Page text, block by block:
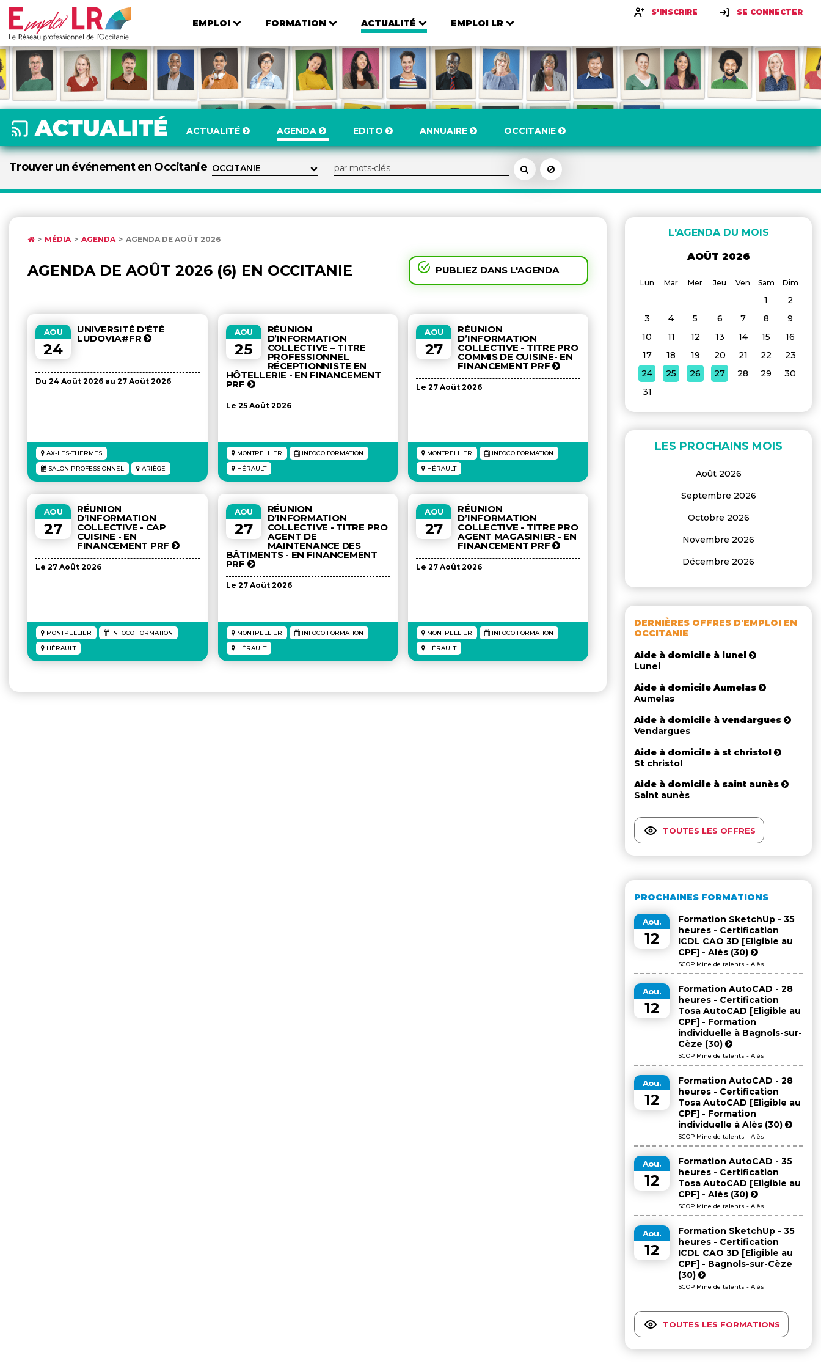
EMPLOI FORMATION ACTUALITÉ EMPLOI LR
S'INSCRIRE SE CONNECTER
ACTUALITÉ AGENDA EDITO ANNUAIRE OCCITANIE
Trouver un événement en Occitanie
MÉDIA AGENDA AGENDA DE AOÛT 2026
AGENDA DE AOÛT 2026 (6) EN OCCITANIE PUBLIEZ DANS L'AGENDA
AOU
24
UNIVERSITÉ D'ÉTÉ
LUDOVIA#FR
Du 24 Août 2026 au 27 Août 2026
AX-LES-THERMES
SALON PROFESSIONNEL
ARIÈGE
AOU
25
RÉUNION
D’INFORMATION
COLLECTIVE – TITRE
PROFESSIONNEL
RÉCEPTIONNISTE EN
HÔTELLERIE - EN FINANCEMENT
PRF
Le 25 Août 2026
MONTPELLIER
INFOCO FORMATION
HÉRAULT
AOU
27
RÉUNION
D’INFORMATION
COLLECTIVE - TITRE PRO
COMMIS DE CUISINE- EN
FINANCEMENT PRF
Le 27 Août 2026
MONTPELLIER
INFOCO FORMATION
HÉRAULT
AOU
27
RÉUNION
D’INFORMATION
COLLECTIVE - CAP
CUISINE - EN
FINANCEMENT PRF
Le 27 Août 2026
MONTPELLIER
INFOCO FORMATION
HÉRAULT
AOU
27
RÉUNION
D’INFORMATION
COLLECTIVE - TITRE PRO
AGENT DE
MAINTENANCE DES
BÂTIMENTS - EN FINANCEMENT
PRF
Le 27 Août 2026
MONTPELLIER
INFOCO FORMATION
HÉRAULT
AOU
27
RÉUNION
D’INFORMATION
COLLECTIVE - TITRE PRO
AGENT MAGASINIER - EN
FINANCEMENT PRF
Le 27 Août 2026
MONTPELLIER
INFOCO FORMATION
HÉRAULT
L'AGENDA DU MOIS
AOÛT 2026
Lun Mar Mer Jeu Ven Sam Dim
1
2
3
4 5 6 7 8
9
10
11 12 13 14 15
16
17
18 19 20 21 22
23
24
25 26 27 28 29
30
31
LES PROCHAINS MOIS
Août 2026
Septembre 2026
Octobre 2026
Novembre 2026
Décembre 2026
DERNIÈRES OFFRES D'EMPLOI EN
OCCITANIE
Aide à domicile à lunel
Lunel
Aide à domicile Aumelas
Aumelas
Aide à domicile à vendargues
Vendargues
Aide à domicile à st christol
St christol
Aide à domicile à saint aunès
Saint aunès
TOUTES LES OFFRES
PROCHAINES FORMATIONS
Aou.
12
Formation SketchUp - 35
heures - Certification
ICDL CAO 3D [Eligible au
CPF] - Alès (30)
SCOP Mine de talents - Alès
Aou.
12
Formation AutoCAD - 28
heures - Certification
Tosa AutoCAD [Eligible au
CPF] - Formation
individuelle à Bagnols-sur-
Cèze (30)
SCOP Mine de talents - Alès
Aou.
12
Formation AutoCAD - 28
heures - Certification
Tosa AutoCAD [Eligible au
CPF] - Formation
individuelle à Alès (30)
SCOP Mine de talents - Alès
Aou.
12
Formation AutoCAD - 35
heures - Certification
Tosa AutoCAD [Eligible au
CPF] - Alès (30)
SCOP Mine de talents - Alès
Aou.
12
Formation SketchUp - 35
heures - Certification
ICDL CAO 3D [Eligible au
CPF] - Bagnols-sur-Cèze
(30)
SCOP Mine de talents - Alès
TOUTES LES FORMATIONS